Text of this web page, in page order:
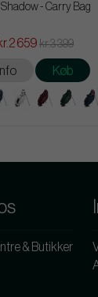
Shadow - Carry Bag
659 kr.3 399
Info Køb
& Butikker